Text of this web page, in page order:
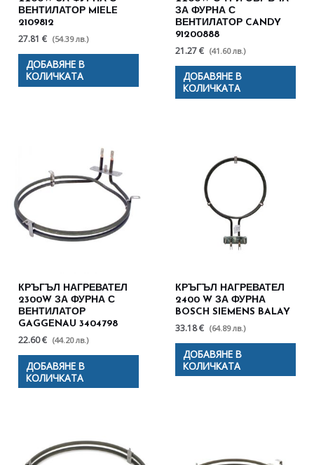
ВЕНТИЛАТОР MIELE
2109812
27.81 € (54.39 лв.)
ДОБАВЯНЕ В
КОЛИЧКАТА
ЗА ФУРНА С
ВЕНТИЛАТОР CANDY
91200888
21.27 € (41.60 лв.)
ДОБАВЯНЕ В
КОЛИЧКАТА
КРЪГЪЛ НАГРЕВАТЕЛ
2300W ЗА ФУРНА С
ВЕНТИЛАТОР
GAGGENAU 3404798
22.60 € (44.20 лв.)
ДОБАВЯНЕ В
КОЛИЧКАТА
КРЪГЪЛ НАГРЕВАТЕЛ
2400 W ЗА ФУРНА
BOSCH SIEMENS BALAY
33.18 € (64.89 лв.)
ДОБАВЯНЕ В
КОЛИЧКАТА